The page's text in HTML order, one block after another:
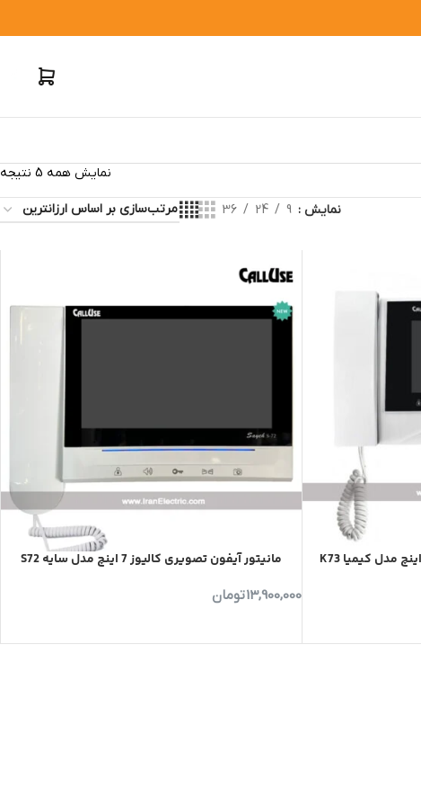
نمایش همه 5 نتیجه
نمایش 9
24
36
مانیتور آیفون تصویری کالیوز 7 اینچ مدل سایه S72
13,900,000تومان